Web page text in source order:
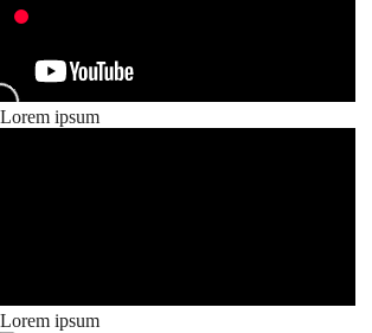
Lorem ipsum
Lorem ipsum